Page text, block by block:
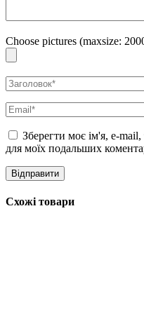
Нанесіть рівномірну
на вологі долоні
Нанесіть маску на
Промасажуйте обличчя
Змийте теплою водою,
додаткового
Завершіть свій догляд
зволожувальних засобів
Choose pictures (maxsize:
Зберегти моє ім'я, e-mail,
для моїх подальших
Схожі товари